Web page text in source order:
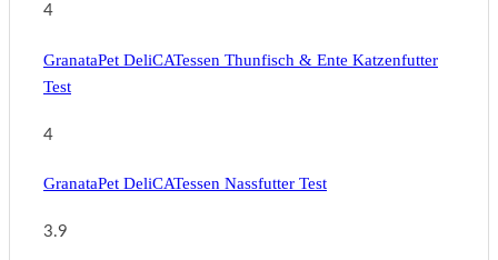
4
GranataPet DeliCATessen Thunfisch & Ente Katzenfutter
Test
4
GranataPet DeliCATessen Nassfutter Test
3.9